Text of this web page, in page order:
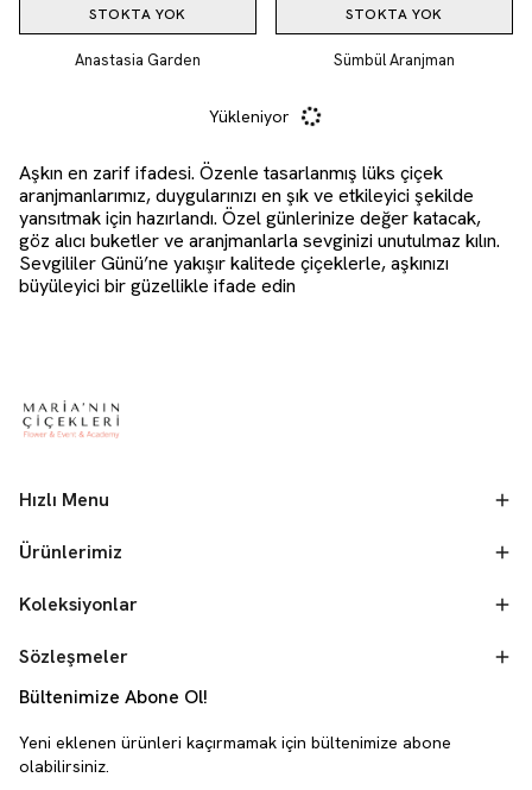
STOKTA YOK
Anastasia Garden
STOKTA YOK
Sümbül Aranjman
Yükleniyor
Aşkın en zarif ifadesi. Özenle tasarlanmış lüks çiçek
aranjmanlarımız, duygularınızı en şık ve etkileyici şekilde
yansıtmak için hazırlandı. Özel günlerinize değer katacak,
göz alıcı buketler ve aranjmanlarla sevginizi unutulmaz kılın.
Sevgililer Günü’ne yakışır kalitede çiçeklerle, aşkınızı
büyüleyici bir güzellikle ifade edin
Hızlı Menu
Ürünlerimiz
Koleksiyonlar
Sözleşmeler
Bültenimize Abone Ol!
Yeni eklenen ürünleri kaçırmamak için bültenimize abone
olabilirsiniz.